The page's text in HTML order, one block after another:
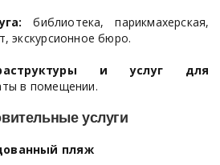
библиотека, парикмахерская,
экскурсионное бюро.
и услуг для
в помещении.
услуги
пляж